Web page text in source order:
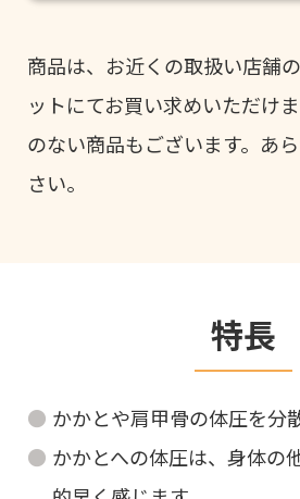
商品は、お近くの取扱い店舗
ットにてお買い求めいただけ
のない商品もございます。あ
さい。
特長
かかとや肩甲骨の体圧を分
かかとへの体圧は、身体の